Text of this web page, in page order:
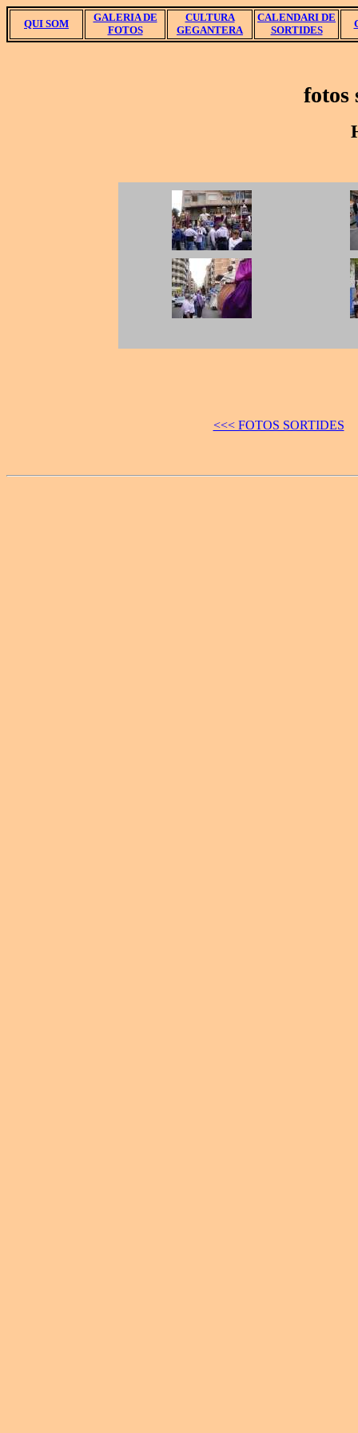
QUI SOM
GALERIA DE
FOTOS
CULTURA
GEGANTERA
CALENDARI DE
SORTIDES
fotos
<<< FOTOS SORTIDES